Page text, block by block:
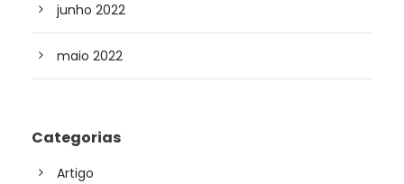
junho 2022
maio 2022
Categorias
Artigo